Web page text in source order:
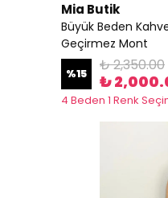
Mia Butik
Büyük Beden
Geçirmez Mont
%15 ₺ 2,350.00
₺
4 Beden 1 Renk